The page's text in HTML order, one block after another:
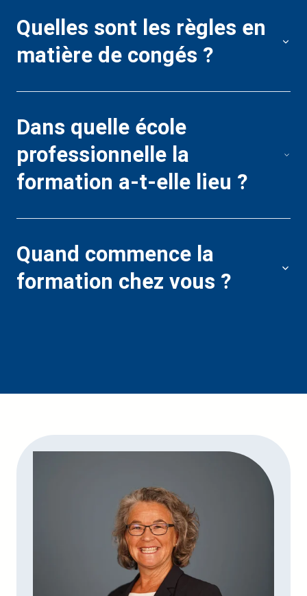
Quelles sont les règles en
matière de congés ?
Dans quelle école
professionnelle la
formation a-t-elle lieu ?
Quand commence la
formation chez vous ?